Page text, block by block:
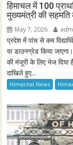
हिमाचल में 100
मुख्यमंत्री की
May 7, 2026
प्रदेश में पांच से कम
या डाउनग्रेड किया
की मंजूरी के लिए भेज दिया
दाखिले हुए...
Himachal News